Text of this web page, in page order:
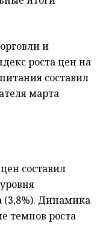
и
роста цен на
составил
марта
составил
(3,8%). Динамика
темпов роста